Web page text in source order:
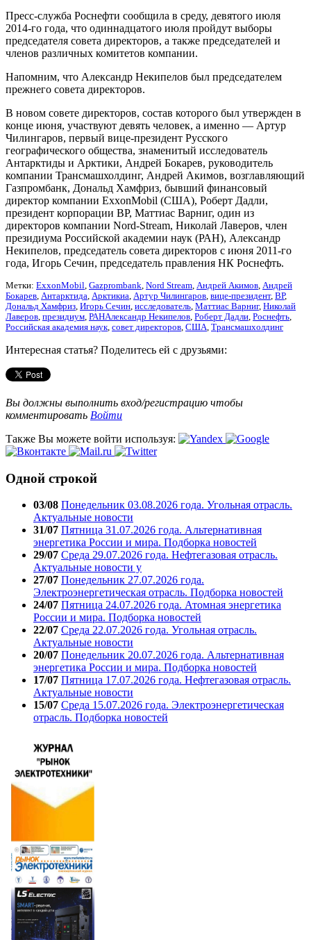
Пресс-служба Роснефти сообщила в среду, девятого июля
2014-го года, что одиннадцатого июля пройдут выборы
председателя совета директоров, а также председателей и
членов различных комитетов компании.
Напомним, что Александр Некипелов был председателем
прежнего совета директоров.
В новом совете директоров, состав которого был утвержден в
конце июня, участвуют девять человек, а именно — Артур
Чилингаров, первый вице-президент Русского
географического общества, знаменитый исследователь
Антарктиды и Арктики, Андрей Бокарев, руководитель
компании Трансмашхолдинг, Андрей Акимов, возглавляющий
Газпромбанк, Дональд Хамфриз, бывший финансовый
директор компании ExxonMobil (США), Роберт Дадли,
президент корпорации ВР, Маттиас Варниг, один из
директоров компании Nord-Stream, Николай Лаверов, член
президиума Российской академии наук (РАН), Александр
Некипелов, председатель совета директоров с июня 2011-го
года, Игорь Сечин, председатель правления НК Роснефть.
Метки: ExxonMobil, Gazprombank, Nord Stream, Андрей Акимов, Андрей
Бокарев, Антарктида, Арктикиа, Артур Чилингаров, вице-президент, ВР,
Дональд Хамфриз, Игорь Сечин, исследователь, Маттиас Варниг, Николай
Лаверов, президиум, РАНАлександр Некипелов, Роберт Дадли, Роснефть,
Российская академия наук, совет директоров, США, Трансмашхолдинг
Интересная статья? Поделитесь ей с друзьями:
Вы должны выполнить вход/регистрацию чтобы
комментировать Войти
Также Вы можете войти используя:
Одной строкой
03/08 Понедельник 03.08.2026 года. Угольная отрасль.
Актуальные новости
31/07 Пятница 31.07.2026 года. Альтернативная
энергетика России и мира. Подборка новостей
29/07 Среда 29.07.2026 года. Нефтегазовая отрасль.
Актуальные новости у
27/07 Понедельник 27.07.2026 года.
Электроэнергетическая отрасль. Подборка новостей
24/07 Пятница 24.07.2026 года. Атомная энергетика
России и мира. Подборка новостей
22/07 Среда 22.07.2026 года. Угольная отрасль.
Актуальные новости
20/07 Понедельник 20.07.2026 года. Альтернативная
энергетика России и мира. Подборка новостей
17/07 Пятница 17.07.2026 года. Нефтегазовая отрасль.
Актуальные новости
15/07 Среда 15.07.2026 года. Электроэнергетическая
отрасль. Подборка новостей